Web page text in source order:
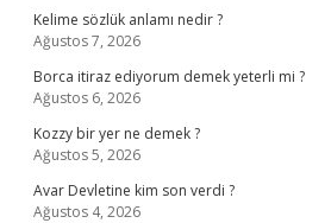
Kelime sözlük anlamı nedir ?
Ağustos 7, 2026
Borca itiraz ediyorum demek yeterli mi ?
Ağustos 6, 2026
Kozzy bir yer ne demek ?
Ağustos 5, 2026
Avar Devletine kim son verdi ?
Ağustos 4, 2026